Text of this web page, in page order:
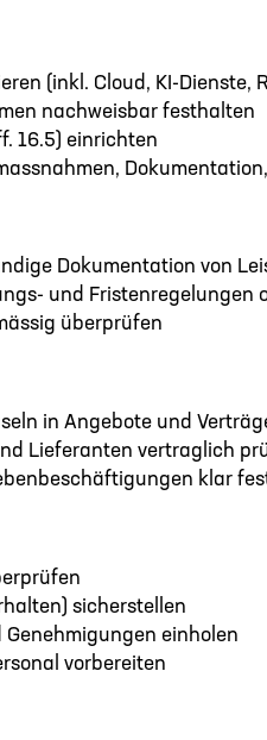
(inkl. Cloud, KI-Dienste,
nachweisbar festhalten
16.5) einrichten
Dokumentation von
und Fristenregelungen
überprüfen
in Angebote und
Lieferanten vertraglich
klar
sicherstellen
einholen
vorbereiten